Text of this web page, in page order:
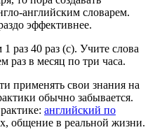
английским словарем.
эффективнее.
раз 40 раз (с). Учите слова
раз в месяц по три часа.
применять свои знания на
обычно забывается.
английский по
общение в реальной жизни.